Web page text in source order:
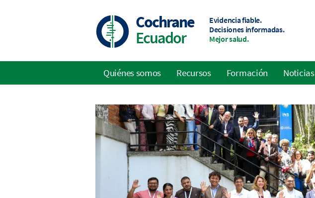
Cochrane
Ecuador
Evidencia fiable.
Decisiones informadas.
Mejor salud.
Main
navigation
Quiénes somos Recursos Formación Noticias